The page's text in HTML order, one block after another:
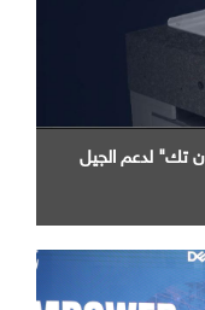
تك" لدعم الجيل